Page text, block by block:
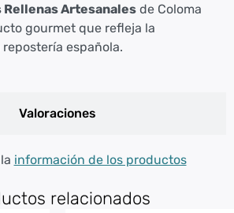
Valoraciones
Artesanales de Coloma
gourmet que refleja la
española.
información de los productos
relacionados